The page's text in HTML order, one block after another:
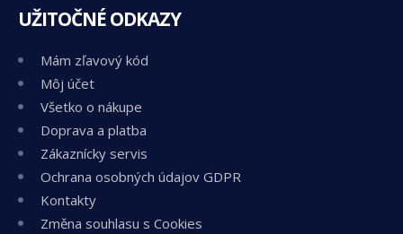
UŽITOČNÉ ODKAZY
Mám zľavový kód
Môj účet
Všetko o nákupe
Doprava a platba
Zákaznícky servis
Ochrana osobných údajov GDPR
Kontakty
Změna souhlasu s Cookies